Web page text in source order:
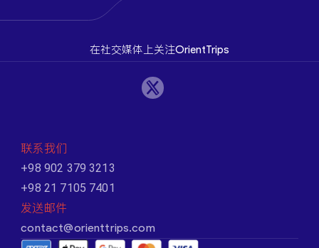
在社交媒体上关注OrientTrips
联系我们
+98 902 379 3213
+98 21 7105 7401
发送邮件
contact@orienttrips.com